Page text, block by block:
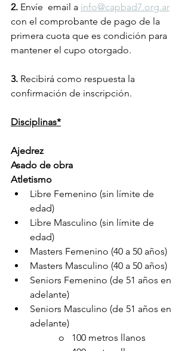
2. Envíe  email a info@capbad7.org.ar
con el comprobante de pago de la
primera cuota que es condición para
mantener el cupo otorgado.
3. Recibirá como respuesta la
confirmación de inscripción.
Disciplinas*
Ajedrez
Asado de obra
Atletismo
Libre Femenino (sin límite de
edad)
Libre Masculino (sin límite de
edad)
Masters Femenino (40 a 50 años)
Masters Masculino (40 a 50 años)
Seniors Femenino (de 51 años en
adelante)
Seniors Masculino (de 51 años en
adelante)
o   100 metros llanos